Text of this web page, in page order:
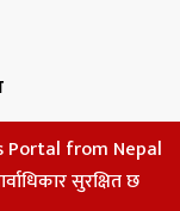
Portal from Nepal
सुरक्षित छ